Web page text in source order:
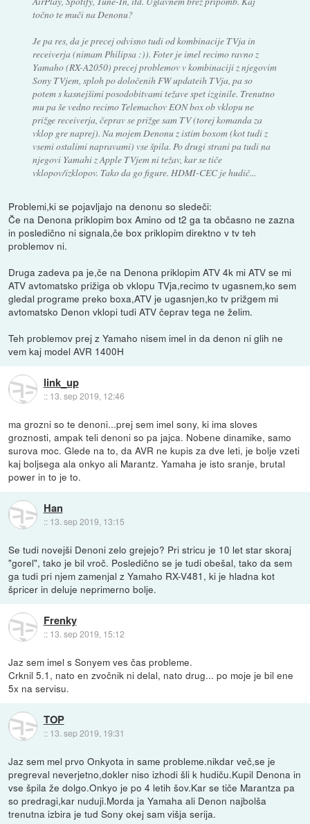
točno te muči na Denonu?
Je pa res, da je precej odvisno tudi od kombinacije TVja in
receiverja (nimam Philipsa :)). Foter je imel recimo ravno z
Yamaho (RX-A2050) precej problemov v kombinaciji z njegovim
Sony TVjem, sploh po določenih FW updateih TVja, pa so
potem s kasnejšimi posodobitvami težave spet izginile. Trenutno
mu pa še vedno recimo Telemachov EON box ob vklopu ne
prižge receiverja, čeprav se prižge sam TV (torej komanda za
vklop gre naprej). Na mojem Denonu z istim boxom (kot tudi z
vsemi ostalimi napravami) vse špila. Po drugi strani pa tudi na
njegovi Yamahi z Apple TVjem ni težav, kar se tiče
vklopov/izklopov. Tako da go figure. HDMI-CEC je hudič...
Problemi,ki se pojavljajo na denonu so sledeči:
Če na Denona priklopim box Amino od t2 ga ta občasno ne zazna
in posledično ni signala,če box priklopim direktno v tv teh
problemov ni.
Druga zadeva pa je,če na Denona priklopim ATV 4k mi ATV se mi
ATV avtomatsko prižiga ob vklopu TVja,recimo tv ugasnem,ko sem
gledal programe preko boxa,ATV je ugasnjen,ko tv prižgem mi
avtomatsko Denon vklopi tudi ATV čeprav tega ne želim.
Teh problemov prej z Yamaho nisem imel in da denon ni glih ne
vem kaj model AVR 1400H
link_up
:: 13. sep 2019, 12:46
ma grozni so te denoni...prej sem imel sony, ki ima sloves
groznosti, ampak teli denoni so pa jajca. Nobene dinamike, samo
surova moc. Glede na to, da AVR ne kupis za dve leti, je bolje vzeti
kaj boljsega ala onkyo ali Marantz. Yamaha je isto sranje, brutal
power in to je to.
Han
:: 13. sep 2019, 13:15
Se tudi novejši Denoni zelo grejejo? Pri stricu je 10 let star skoraj
"gorel", tako je bil vroč. Posledično se je tudi obešal, tako da sem
ga tudi pri njem zamenjal z Yamaho RX-V481, ki je hladna kot
špricer in deluje neprimerno bolje.
Frenky
:: 13. sep 2019, 15:12
Jaz sem imel s Sonyem ves čas probleme.
Crknil 5.1, nato en zvočnik ni delal, nato drug... po moje je bil ene
5x na servisu.
TOP
:: 13. sep 2019, 19:31
Jaz sem mel prvo Onkyota in same probleme.nikdar več,se je
pregreval neverjetno,dokler niso izhodi šli k hudiču.Kupil Denona in
vse špila že dolgo.Onkyo je po 4 letih šov.Kar se tiče Marantza pa
so predragi,kar nuduji.Morda ja Yamaha ali Denon najbolša
trenutna izbira je tud Sony okej sam višja serija.